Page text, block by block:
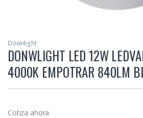
Downlight
DONWLIGHT LED 12W
4000K EMPOTRAR 840LM
Cotiza ahora